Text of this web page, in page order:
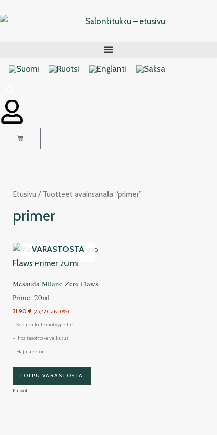
sisältöön
Cart
Etusivu / Tuotteet avainsanalla “primer”
primer
VARASTOSTA
Mesauda Milano Zero Flaws
Primer 20ml
31,90€ (25,42€ alv. 0%)
– Sopii kaikille ihotyypeille
– Ihoa tasoittava vaikutus
– Hajusteeton
LOPPU VARASTOSTA
Kasvot